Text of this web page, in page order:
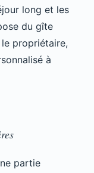
long et les
du gîte
propriétaire,
à
partie